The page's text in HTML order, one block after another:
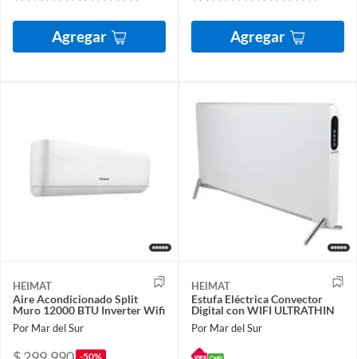
Agregar Agregar
HEIMAT
Aire Acondicionado Split
Muro 12000 BTU Inverter Wifi
Por Mar del Sur
-50%
HEIMAT
Estufa Eléctrica Convector
Digital con WIFI ULTRATHIN
Por Mar del Sur